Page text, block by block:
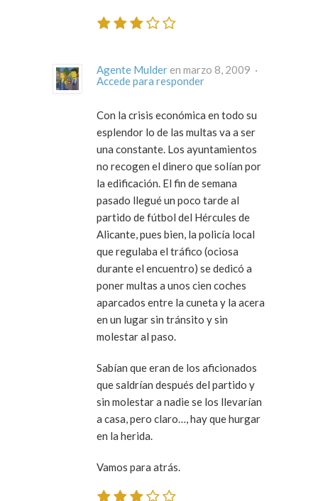
Agente Mulder
en marzo 8, 2009 ·
Accede para responder
Con la crisis económica en todo su
esplendor lo de las multas va a ser
una constante. Los ayuntamientos
no recogen el dinero que solían por
la edificación. El fin de semana
pasado llegué un poco tarde al
partido de fútbol del Hércules de
Alicante, pues bien, la policía local
que regulaba el tráfico (ociosa
durante el encuentro) se dedicó a
poner multas a unos cien coches
aparcados entre la cuneta y la acera
en un lugar sin tránsito y sin
molestar al paso.
Sabían que eran de los aficionados
que saldrían después del partido y
sin molestar a nadie se los llevarían
a casa, pero claro…, hay que hurgar
en la herida.
Vamos para atrás.